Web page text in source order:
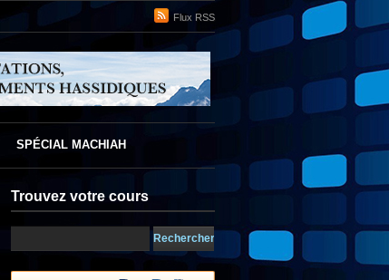
Flux RSS
SPÉCIAL MACHIAH
Trouvez votre cours